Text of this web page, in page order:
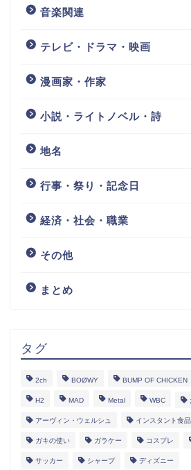
音楽関連
テレビ・ドラマ・映画
漫画家・作家
小説・ライトノベル・詩
地名
行事・祭り・記念日
経済・社会・職業
その他
まとめ
タグ
2ch BOØWY BUMP OF CHICKEN
H2 MAD Metal WBC
アーヴィン・ウェルシュ インスタント食品
ガキの使い ガラケー コスプレ
サッカー シャープ ディズニー